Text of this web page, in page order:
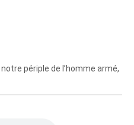
périple de l’homme armé,